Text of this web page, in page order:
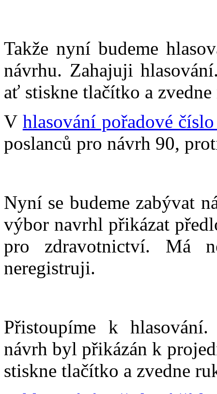
Takže nyní budeme
návrhu. Zahajuji
ať stiskne tlačítko a
V hlasování pořadové
poslanců pro návrh 90,
Nyní se budeme zabývat
výbor navrhl přikázat
pro zdravotnictví. Má
neregistruji.
Přistoupíme k
návrh byl přikázán k
stiskne tlačítko a zvedne